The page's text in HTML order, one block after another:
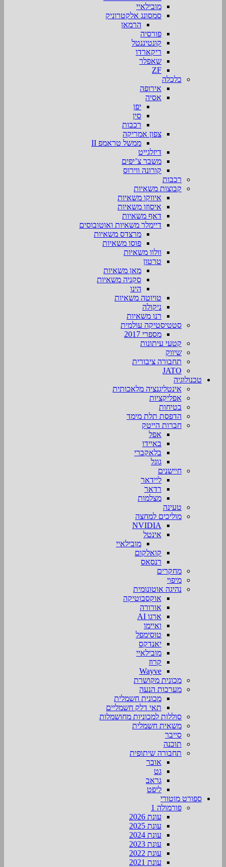
מובילאיי
סמסונג אלקטרוניק
הרמאן
פורסיה
קונטיננטל
ריקארדו
שאפלר
ZF
כלכלה
אירופה
אסיה
יפן
סין
רכבות
צפון אמריקה
ממשל טראמפ II
דיזלגייט
משבר צ’יפים
קורונה ווירוס
רכבות
קבוצות משאיות
איווקו משאיות
איסוזו משאיות
דאף משאיות
דיימלר משאיות ואוטובוסים
מרצדס משאיות
פוסו משאיות
וולוו משאיות
טרטון
מאן משאיות
סקניה משאיות
הינו
טויוטה משאיות
ניקולה
רנו משאיות
סטטיסטיקה עולמית
מספרי 2017
קטעי עיתונות
שיווק
תחבורה ציבורית
JATO
טכנולוגיה
אינטליגנציה מלאכותית
אפליקציות
בטיחות
הדפסת תלת מימד
חברות הייטק
אפל
באיידו
בלאקברי
גוגל
חיישנים
ליידאר
רדאר
מצלמות
טעינה
מוליכים למחצה
NVIDIA
אינטל
מובילאיי
קואלקום
רנסאס
מחקרים
מיפוי
נהיגה אוטונומית
אוקסבוטיקה
אורורה
ארגו AI
ואיימו
טוסימפל
יאנדקס
מובילאיי
קרוז
Wayve
מכונית מקושרת
מערכות הנעה
מכונית חשמלית
תאי דלק חשמליים
סוללות למכוניות מחושמלות
משאית חשמלית
סייבר
תוכנה
תחבורה שיתופית
אובר
גט
גראב
ליפט
ספורט מוטורי
פורמולה 1
עונת 2026
עונת 2025
עונת 2024
עונת 2023
עונת 2022
עונת 2021